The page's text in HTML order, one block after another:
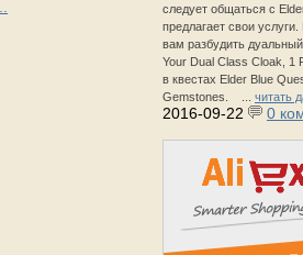
следует общаться с
предлагает свои
вам разбудить
Your Dual Class Cloak, 1
в квестах Elder Blue
Gemstones. ... читать
2016-09-22 0